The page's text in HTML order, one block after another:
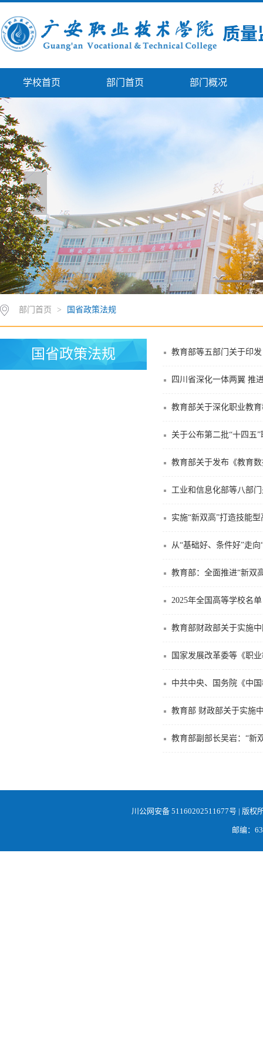
学校首页 部门首页 部门概况
部门首页 > 国省政策法规
国省政策法规 教育部等五部门关于印
四川省深化一体两翼 推
教育部关于深化职业教
关于公布第二批“十四五
教育部关于发布《教育
工业和信息化部等八部
实施“新双高”打造技能
从“基础好、条件好”走
教育部：全面推进“新双
2025年全国高等学校名单
教育部财政部关于实施
国家发展改革委等《职
中共中央、国务院《中
教育部 财政部关于实施
教育部副部长吴岩：“新
川公网安备 51160202511677号 | 版权
邮编：